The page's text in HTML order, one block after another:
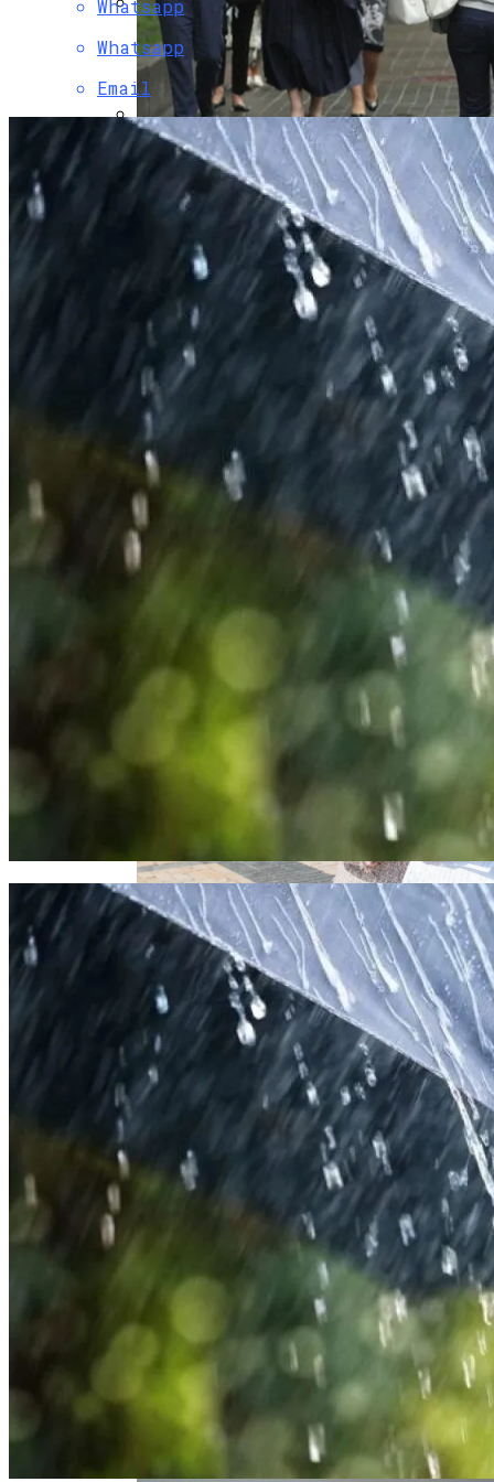
Растущая Концентрация Власти В
Руках Си Цзиньпина: Мир Не Обмануть
Военные Рельсы Спасут Британскую
Экономику?
На Какую Зарплату Могут
Рассчитывать Украинцы За Рубежом:
Советы Для Беженцев
Коронавирус В США Оказался
Смертоноснее «испанки» 1918 Года
Извержение Вулкана На Юге Исландии:
Чрезвычайное Положение И Эвакуация
Индия Не Будет Спрашивать
Разрешения На Запуск Моделей ИИ
Вредно, Но Выгодно: В США Запрет На
Асбест Приняли Только Сейчас
В Киеве Вновь Ожидаются Дожди
«Укрзализныця» Разозлила Украинцев
Стаканами За Полтора Миллиона
Гривен
В «Борисполе» Поселилась Украинка,
Депортированная Из Казахстана
В Киеве Ограничили Движение На
Проспекте Палладина
Whatsapp
Whatsapp
Email